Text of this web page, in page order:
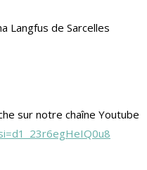
Langfus de Sarcelles
sur notre chaîne Youtube